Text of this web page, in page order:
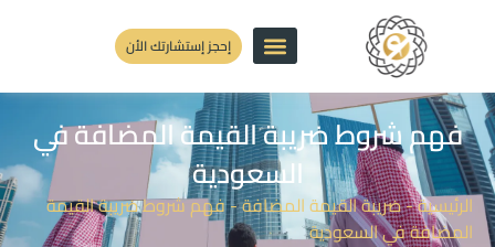
إحجز إستشارتك الأن
فهم شروط ضريبة القيمة المضافة في
السعودية
الرئيسية-ضريبة القيمة المضافة-فهم شروط ضريبة القيمة
المضافة في السعودية